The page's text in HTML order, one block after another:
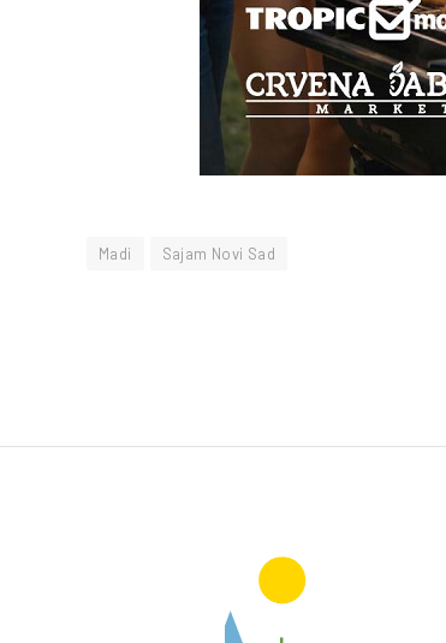
Madi Sajam Novi Sad